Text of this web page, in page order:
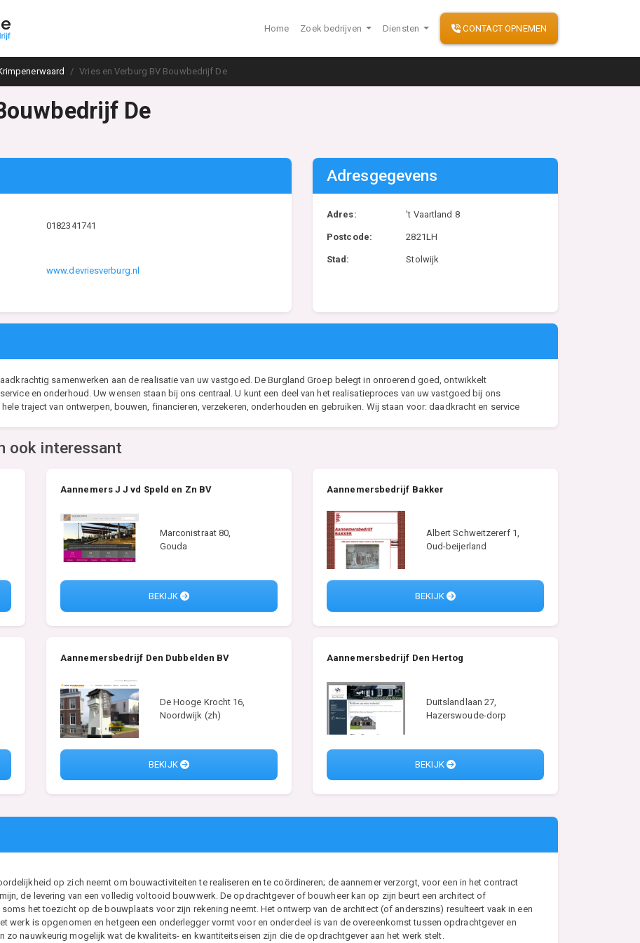
Home Zoek bedrijven Diensten CONTACT OPNEMEN
Vries en Verburg BV Bouwbedrijf De
De
0182341741
www.devriesverburg.nl
Adresgegevens
Adres: 't Vaartland 8
Postcode: 2821LH
Stad: Stolwijk
samenwerken aan de realisatie van uw vastgoed. De Burgland Groep belegt in onroerend goed, ontwikkelt
en onderhoud. Uw wensen staan bij ons centraal. U kunt een deel van het realisatieproces van uw vastgoed bij ons
traject van ontwerpen, bouwen, financieren, verzekeren, onderhouden en gebruiken. Wij staan voor: daadkracht en service
ook interessant
Aannemers J J vd Speld en Zn BV
Marconistraat 80,
Gouda
BEKIJK
Aannemersbedrijf Bakker
Albert Schweitzererf 1,
Oud-beijerland
BEKIJK
Aannemersbedrijf Den Dubbelden BV
De Hooge Krocht 16,
Noordwijk (zh)
BEKIJK
Aannemersbedrijf Den Hertog
Duitslandlaan 27,
Hazerswoude-dorp
BEKIJK
op zich neemt om bouwactiviteiten te realiseren en te coördineren; de aannemer verzorgt, voor een in het contract
de levering van een volledig voltooid bouwwerk. De opdrachtgever of bouwheer kan op zijn beurt een architect of
het toezicht op de bouwplaats voor zijn rekening neemt. Het ontwerp van de architect (of anderszins) resulteert vaak in een
werk is opgenomen en hetgeen een onderlegger vormt voor en onderdeel is van de overeenkomst tussen opdrachtgever en
zo nauwkeurig mogelijk wat de kwaliteits- en kwantiteitseisen zijn die de opdrachtgever aan het werk stelt.